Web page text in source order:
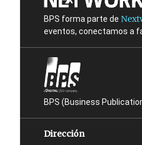
BPS forma parte de
eventos, conectamos a
BPS (Business
Dirección